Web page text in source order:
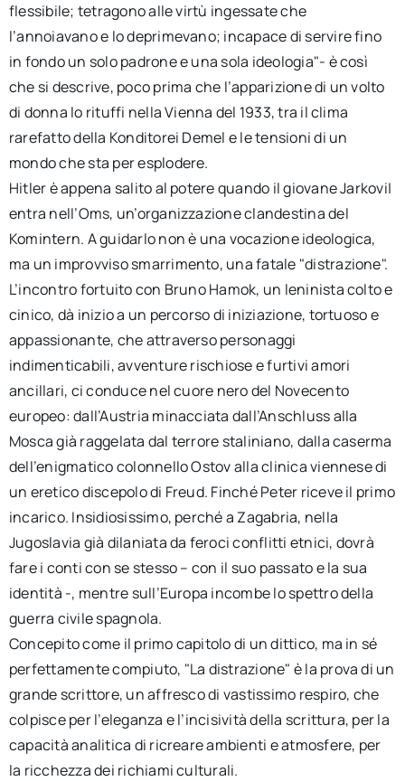
flessibile; tetragono alle virtù ingessate che
l’annoiavano e lo deprimevano; incapace di servire fino
in fondo un solo padrone e una sola ideologia"- è così
che si descrive, poco prima che l’apparizione di un volto
di donna lo rituffi nella Vienna del 1933, tra il clima
rarefatto della Konditorei Demel e le tensioni di un
mondo che sta per esplodere.
Hitler è appena salito al potere quando il giovane Jarkovi|
entra nell’Oms, un’organizzazione clandestina del
Komintern. A guidarlo non è una vocazione ideologica,
ma un improvviso smarrimento, una fatale "distrazione".
L’incontro fortuito con Bruno Hamok, un leninista colto e
cinico, dà inizio a un percorso di iniziazione, tortuoso e
appassionante, che attraverso personaggi
indimenticabili, avventure rischiose e furtivi amori
ancillari, ci conduce nel cuore nero del Novecento
europeo: dall’Austria minacciata dall’Anschluss alla
Mosca già raggelata dal terrore staliniano, dalla caserma
dell’enigmatico colonnello Ostov alla clinica viennese di
un eretico discepolo di Freud. Finché Peter riceve il primo
incarico. Insidiosissimo, perché a Zagabria, nella
Jugoslavia già dilaniata da feroci conflitti etnici, dovrà
fare i conti con se stesso – con il suo passato e la sua
identità -, mentre sull’Europa incombe lo spettro della
guerra civile spagnola.
Concepito come il primo capitolo di un dittico, ma in sé
perfettamente compiuto, "La distrazione" è la prova di un
grande scrittore, un affresco di vastissimo respiro, che
colpisce per l’eleganza e l’incisività della scrittura, per la
capacità analitica di ricreare ambienti e atmosfere, per
la ricchezza dei richiami culturali.